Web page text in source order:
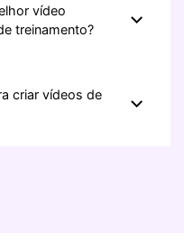
vídeo
treinamento?
criar vídeos de